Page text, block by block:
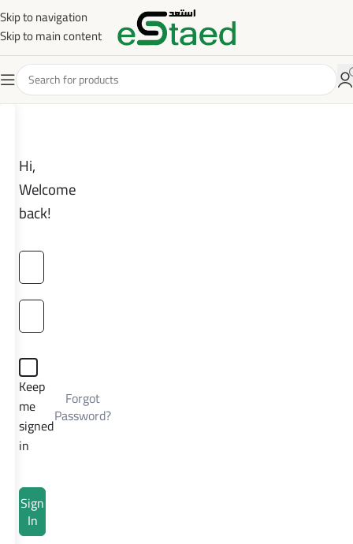
Skip to navigation
Skip to main content
Hi,
Welcome
back!
Keep
me
signed
in
Forgot
Password?
Sign
In